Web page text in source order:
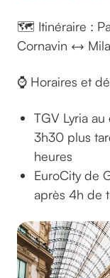
🗺️ Itinéraire :
Cornavin ↔️
⌚ Horaires et
TGV Lyria
3h30 plus
heures
EuroCity de
après 4h de